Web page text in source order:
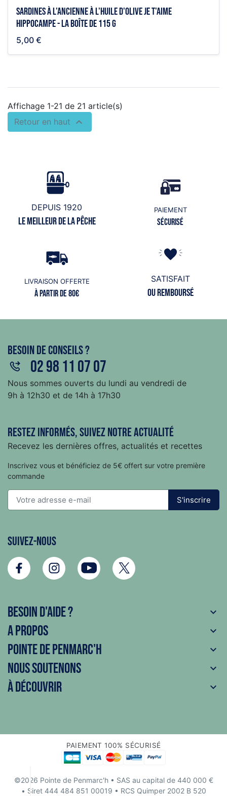
Sardines à l'ancienne à l'huile d'olive Je t'aime
hippocampe - la boîte de 115 g
5,00 €
Affichage 1-21 de 21 article(s)
Retour en haut 
DEPUIS 1920
Le meilleur de la pêche
PAIEMENT
Sécurisé
LIVRAISON OFFERTE
à partir de 80€
SATISFAIT
ou remboursé
Besoin de conseils ?
02 98 11 07 07
Nous sommes ouverts du lundi au vendredi de
9h à 12h30 et de 14h à 17h30
Restez informés, suivez notre actualité
Recevez les dernières offres, actualités et recettes
Inscrivez vous et bénéficiez de 5€ offert sur votre première
commande
S'inscrire
Suivez-nous
Besoin d'aide ? 
A propos 
Pointe de Penmarc'h 
Nous soutenons 
À découvrir 
PAIEMENT 100% SÉCURISÉ
©2026 Pointe de Penmarc'h• SAS au capital de 440 000 €
• Siret 444 484 851 00019 • RCS Quimper 2002 B 520